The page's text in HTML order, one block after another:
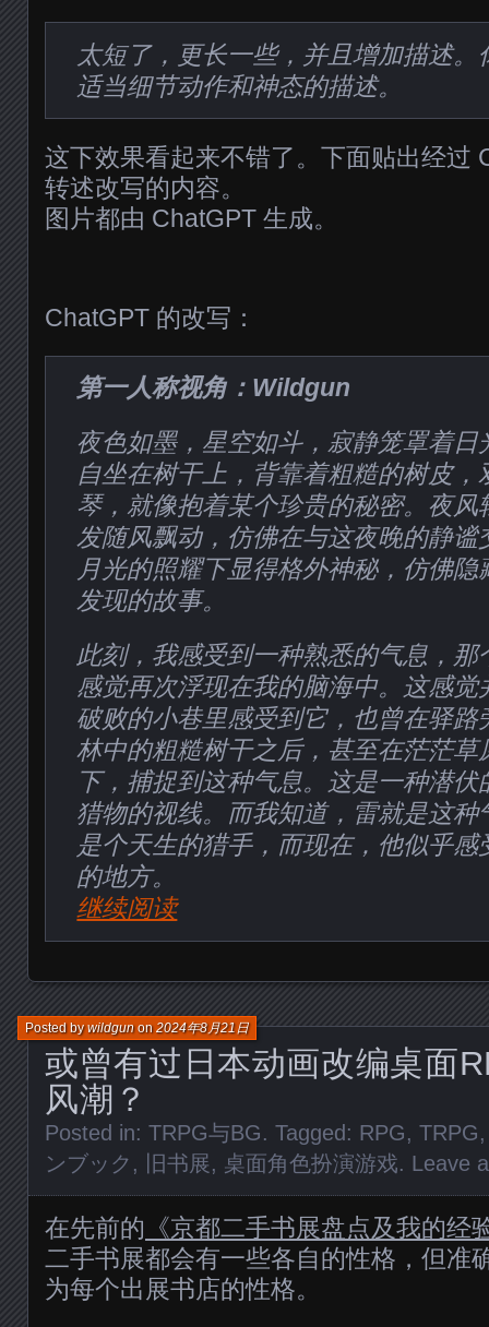
太短了，更长一些，并且增加描述
适当细节动作和神态的描述。
这下效果看起来不错了。下面贴出经过
转述改写的内容。
图片都由 ChatGPT 生成。
ChatGPT 的改写：
第一人称视角：Wildgun
夜色如墨，星空如斗，寂静笼罩着日
自坐在树干上，背靠着粗糙的树皮
琴，就像抱着某个珍贵的秘密。夜风
发随风飘动，仿佛在与这夜晚的静谧
月光的照耀下显得格外神秘，仿佛
发现的故事。
此刻，我感受到一种熟悉的气息，那
感觉再次浮现在我的脑海中。这感觉
破败的小巷里感受到它，也曾在驿路
林中的粗糙树干之后，甚至在茫茫草
下，捕捉到这种气息。这是一种潜
猎物的视线。而我知道，雷就是这种
是个天生的猎手，而现在，他似乎
的地方。
继续阅读
或曾有过日本动画改编桌面
风潮？
Posted bywildgunon2024年8月21日
Posted in: TRPG与BG. Tagged: RPG, TRPG
ンブック , 旧书展, 桌面角色扮演游戏. Leave
在先前的 《京都二手书展盘点及我的经
二手书展都会有一些各自的性格，但准
为每个出展书店的性格。